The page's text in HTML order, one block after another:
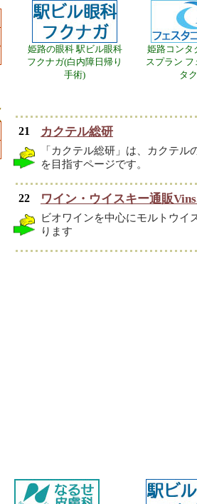
姫路の眼科 駅ビル眼科
フクナガ(白内障日帰り
手術)
姫路コンタ
スプラン フ
タ
21 カクテル総研
「カクテル総研」は、カクテ
を目指すページです。
22 ワイン・ウイスキー通販
ビオワインを中心にモルトウイ
ります